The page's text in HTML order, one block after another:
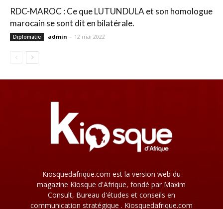
RDC-MAROC : Ce que LUTUNDULA et son homologue
marocain se sont dit en bilatérale.
Diplomatie admin - 12 mai 2022
Kiosquedafrique.com est la version web du
magazine Kiosque d'Afrique, fondé par Maxim
Consult, Bureau d'études et conseils en
communication stratégique . Kiosquedafrique.com